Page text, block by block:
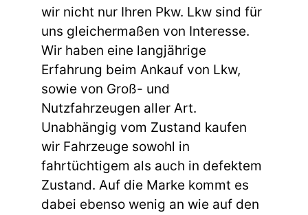
wir nicht nur Ihren Pkw. Lkw sind für
uns gleichermaßen von Interesse.
Wir haben eine langjährige
Erfahrung beim Ankauf von Lkw,
sowie von Groß- und
Nutzfahrzeugen aller Art.
Unabhängig vom Zustand kaufen
wir Fahrzeuge sowohl in
fahrtüchtigem als auch in defektem
Zustand. Auf die Marke kommt es
dabei ebenso wenig an wie auf den